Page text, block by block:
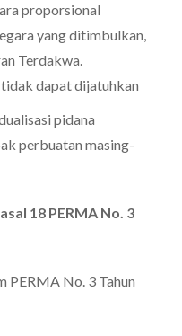
proporsional
yang ditimbulkan,
Terdakwa.
dapat dijatuhkan
pidana
perbuatan masing-
18 PERMA No. 3
PERMA No. 3 Tahun